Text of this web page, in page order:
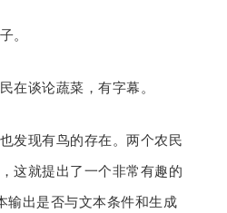
。
在谈论蔬菜，有字幕。
发现有鸟的存在。两个农民
这就提出了一个非常有趣的
输出是否与文本条件和生成